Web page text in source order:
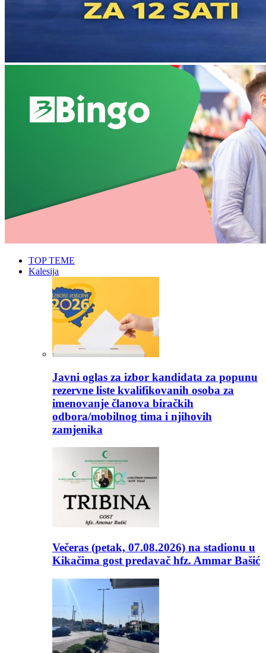
TOP TEME
Kalesija
Javni oglas za izbor kandidata za popunu
rezervne liste kvalifikovanih osoba za
imenovanje članova biračkih
odbora/mobilnog tima i njihovih
zamjenika
Večeras (petak, 07.08.2026) na stadionu u
Kikačima gost predavač hfz. Ammar Bašić